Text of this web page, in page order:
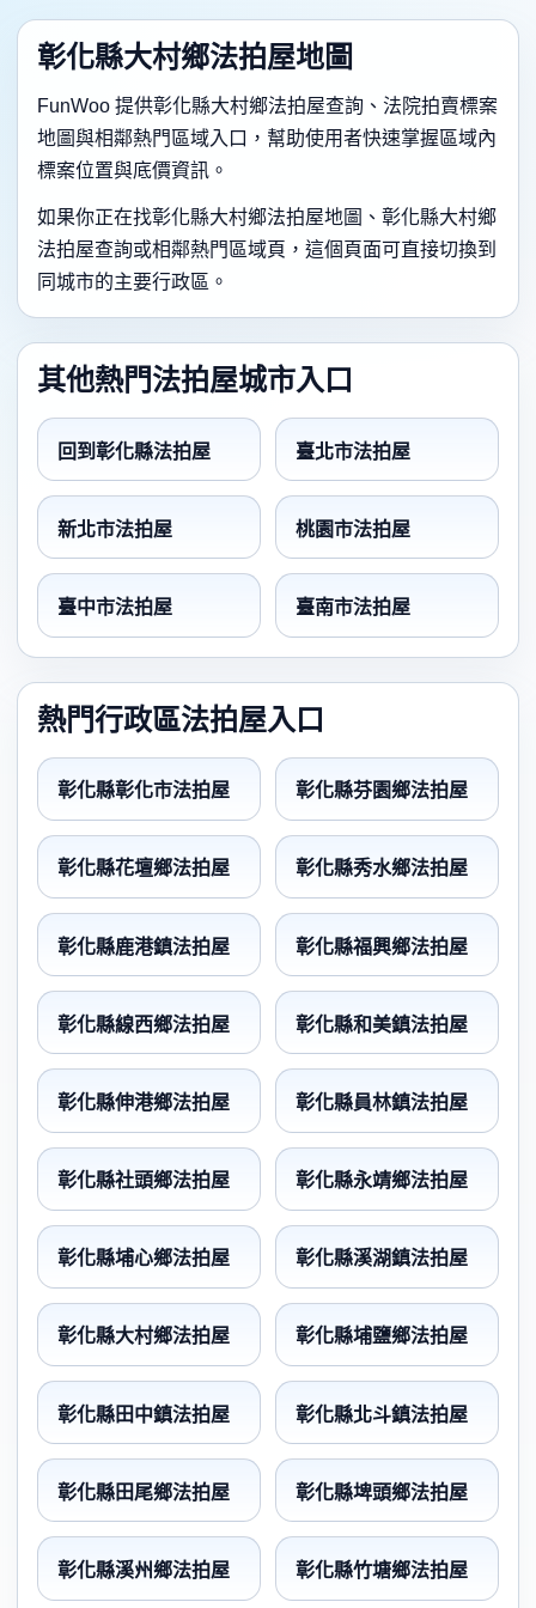
彰化縣大村鄉法拍屋地圖
FunWoo 提供彰化縣大村鄉法拍屋查詢、法院拍賣標案
地圖與相鄰熱門區域入口，幫助使用者快速掌握區域內
標案位置與底價資訊。
如果你正在找彰化縣大村鄉法拍屋地圖、彰化縣大村鄉
法拍屋查詢或相鄰熱門區域頁，這個頁面可直接切換到
同城市的主要行政區。
其他熱門法拍屋城市入口
回到彰化縣法拍屋 臺北市法拍屋
新北市法拍屋 桃園市法拍屋
臺中市法拍屋 臺南市法拍屋
熱門行政區法拍屋入口
彰化縣彰化市法拍屋 彰化縣芬園鄉法拍屋
彰化縣花壇鄉法拍屋 彰化縣秀水鄉法拍屋
彰化縣鹿港鎮法拍屋 彰化縣福興鄉法拍屋
彰化縣線西鄉法拍屋 彰化縣和美鎮法拍屋
彰化縣伸港鄉法拍屋 彰化縣員林鎮法拍屋
彰化縣社頭鄉法拍屋 彰化縣永靖鄉法拍屋
彰化縣埔心鄉法拍屋 彰化縣溪湖鎮法拍屋
彰化縣大村鄉法拍屋 彰化縣埔鹽鄉法拍屋
彰化縣田中鎮法拍屋 彰化縣北斗鎮法拍屋
彰化縣田尾鄉法拍屋 彰化縣埤頭鄉法拍屋
彰化縣溪州鄉法拍屋 彰化縣竹塘鄉法拍屋